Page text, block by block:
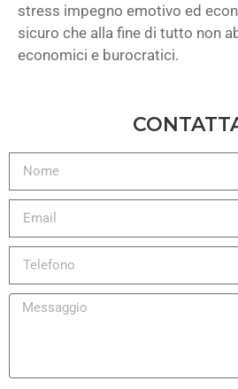
stress impegno emotivo ed
sicuro che alla fine di tutto non
economici e burocratici.